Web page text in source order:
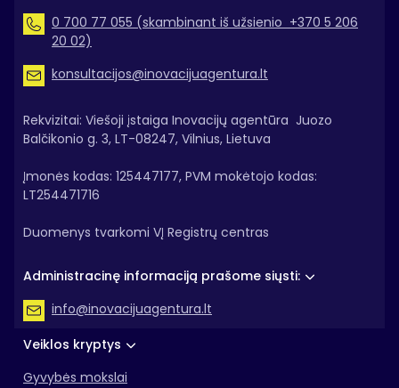
Veiklos kryptys
Gyvybės mokslai
0 700 77 055 (skambinant iš užsienio +370 5 206
20 02)
konsultacijos@inovacijuagentura.lt
Rekvizitai: Viešoji įstaiga Inovacijų agentūra Juozo
Balčikonio g. 3, LT-08247, Vilnius, Lietuva
Įmonės kodas: 125447177, PVM mokėtojo kodas:
LT254471716
Duomenys tvarkomi VĮ Registrų centras
Administracinę informaciją prašome siųsti:
info@inovacijuagentura.lt